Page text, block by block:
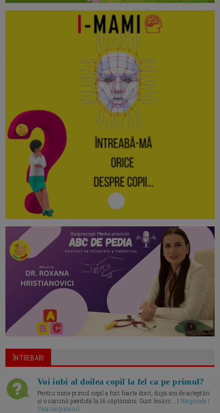
ÎNTREBARI
Voi iubi al doilea copil la fel ca pe primul?
Pentru mine primul copil a fost foarte dorit, după ani de așteptări
și o sarcină pierduta la 16 săptămâni. Sunt însărc... | Raspunde |
Vezi raspunsuri